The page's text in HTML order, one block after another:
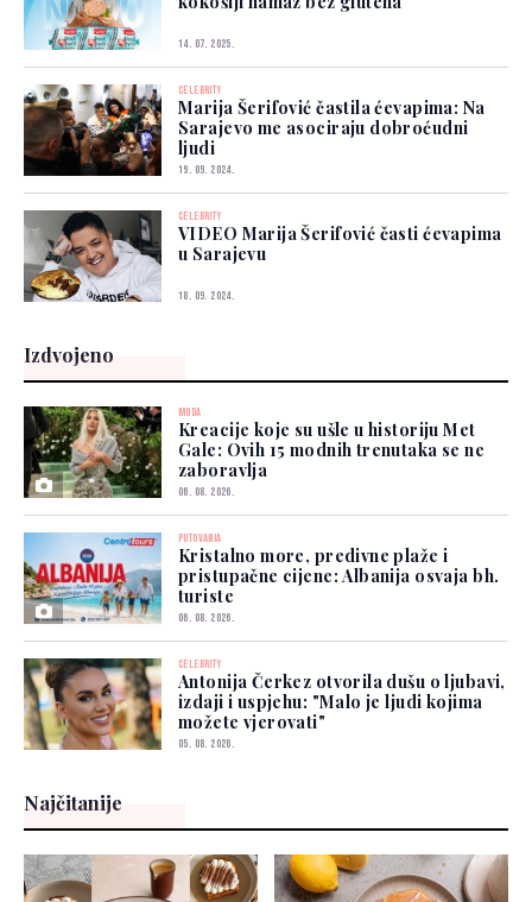
14. 07. 2025.
CELEBRITY
Marija Šerifović častila ćevapima: Na
Sarajevo me asociraju dobroćudni
ljudi
19. 09. 2024.
CELEBRITY
VIDEO Marija Šerifović časti ćevapima
u Sarajevu
18. 09. 2024.
Izdvojeno
MODA
Kreacije koje su ušle u historiju Met
Gale: Ovih 15 modnih trenutaka se ne
zaboravlja
06. 08. 2026.
PUTOVANJA
Kristalno more, predivne plaže i
pristupačne cijene: Albanija osvaja bh.
turiste
06. 08. 2026.
CELEBRITY
Antonija Čerkez otvorila dušu o ljubavi,
izdaji i uspjehu: "Malo je ljudi kojima
možete vjerovati"
05. 08. 2026.
Najčitanije